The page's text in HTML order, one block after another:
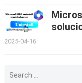
2025-04-16
for: